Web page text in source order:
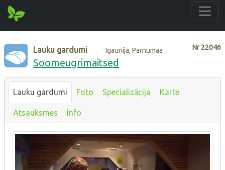
Nr22046
Lauku gardumi Igaunija, Parnumaa
Soomeugrimaitsed
Lauku gardumi Foto Specializācija Karte
Atsauksmes Info